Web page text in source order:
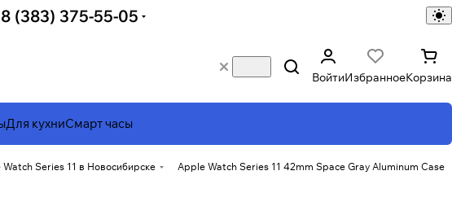
8 (383) 375-55-05
ВойтиИзбранноеКорзина
Для кухниСмарт часы
Series 11 в Новосибирске
Apple Watch Series 11 42mm Space Gray Aluminum Case